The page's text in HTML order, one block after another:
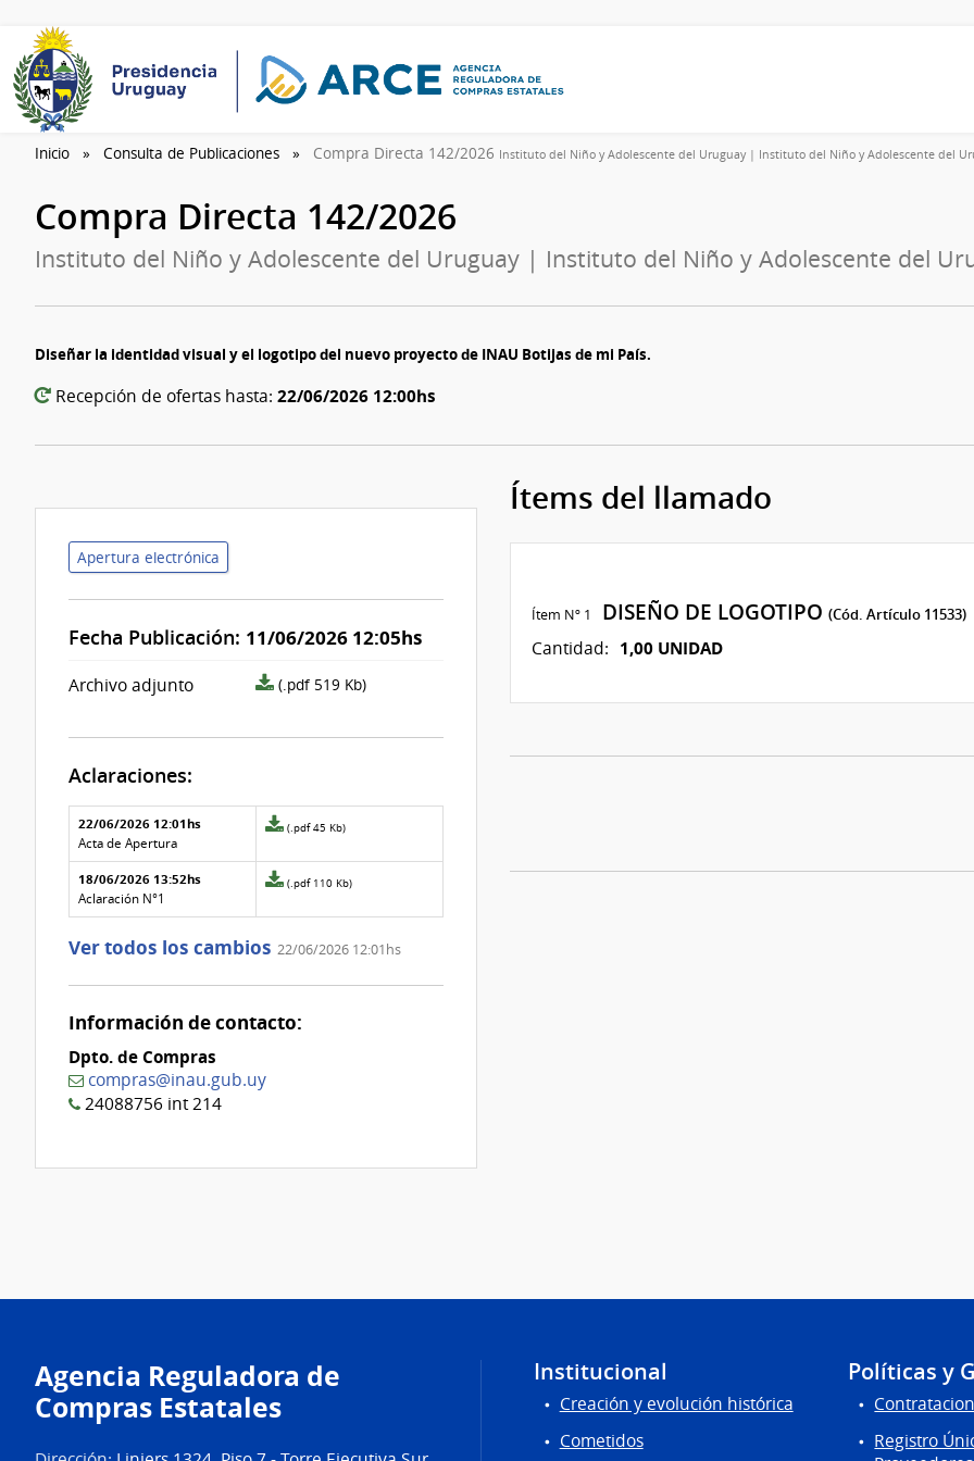
Inicio Consulta de Publicaciones Compra Directa 142/2026 Instituto del Niño y Adolescente del Uruguay | Instituto del Niño y Adolescente del
Compra Directa 142/2026
Instituto del Niño y Adolescente del Uruguay | Instituto del Niño y Adolescente del
Diseñar la identidad visual y el logotipo del nuevo proyecto de INAU Botijas de mi País.
Recepción de ofertas hasta: 22/06/2026 12:00hs
Apertura electrónica
Fecha Publicación: 11/06/2026 12:05hs
Archivo adjunto
archivo
(.pdf 519 Kb)
Aclaraciones:
Aclaraciones del llamado
Fecha y
texto de
la
aclaración
Archivo
de la
aclaración
22/06/2026 12:01hs
Acta de Apertura
Archivo
de
la
Nº
(.pdf 45 Kb)
18/06/2026 13:52hs
Aclaración N°1
Archivo
de
aclaración
0
(.pdf 110 Kb)
Ver todos los cambios 22/06/2026 12:01hs
Información de contacto:
Dpto. de Compras
compras@inau.gub.uy
24088756 int 214
Ítems del llamado
Ítem Nº 1 DISEÑO DE LOGOTIPO (Cód. Artículo 11533)
Cantidad: 1,00 UNIDAD
Agencia Reguladora de
Compras Estatales
Institucional
Creación y evolución histórica
Cometidos
Políticas y
Registro